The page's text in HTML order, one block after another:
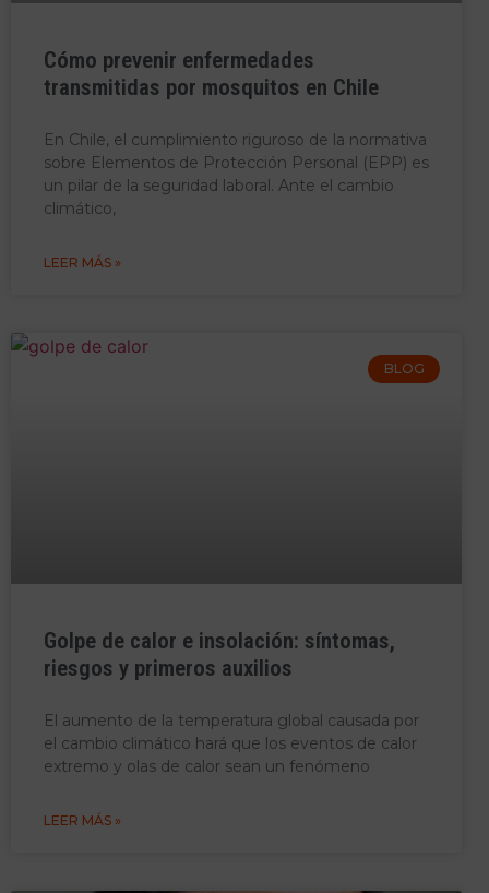
Cómo prevenir enfermedades
transmitidas por mosquitos en Chile
En Chile, el cumplimiento riguroso de la normativa
sobre Elementos de Protección Personal (EPP) es
un pilar de la seguridad laboral. Ante el cambio
climático,
LEER MÁS »
BLOG
Golpe de calor e insolación: síntomas,
riesgos y primeros auxilios
El aumento de la temperatura global causada por
el cambio climático hará que los eventos de calor
extremo y olas de calor sean un fenómeno
LEER MÁS »